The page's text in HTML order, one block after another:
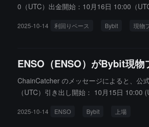
0（UTC）出金開始：10月16日 10:00（
的収益を実現できます。
2025-10-14 利回りベース Bybit 現物
ENSO（ENSO）がBybit現
ChainCatcher のメッセージによると、公
（UTC）引き出し開始： 10月15日
ス方法を簡素化し統一することで、開発
2025-10-14 ENSO Bybit 上場